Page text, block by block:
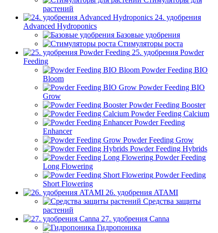
растений
24. удобрения
Advanced Hydroponics
Базовые удобрения
Стимуляторы роста
25. удобрения Powder
Feeding
Powder Feeding BIO
Bloom
Powder Feeding BIO
Grow
Powder Feeding Booster
Powder Feeding Calcium
Powder Feeding
Enhancer
Powder Feeding Grow
Powder Feeding Hybrids
Powder Feeding
Long Flowering
Powder Feeding
Short Flowering
26. удобрения ATAMI
Средства защиты
растений
27. удобрения Canna
Гидропоника